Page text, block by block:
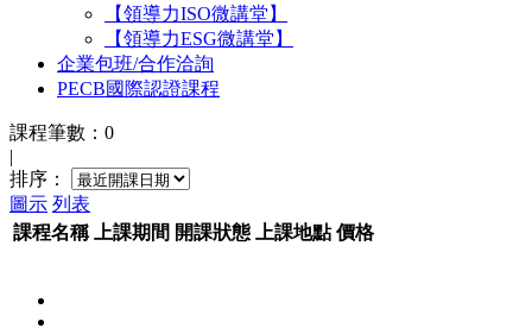
【領導力ISO微講堂】
【領導力ESG微講堂】
企業包班/合作洽詢
PECB國際認證課程
課程筆數：0
|
排序：
圖示 列表
課程名稱
上課期間 開課狀態 上課地點 價格